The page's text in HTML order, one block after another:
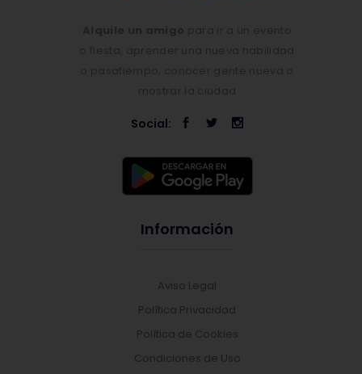
Social:
Información
Aviso Legal
Política Privacidad
Política de Cookies
Condiciones de Uso